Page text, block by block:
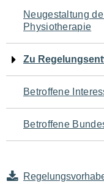
Navigation
für
den
Seiteninhalt
Neugestaltung
Physiotherapie
Zu
Betroffene
Betroffene